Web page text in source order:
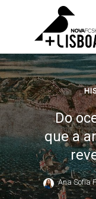
Do
que a
Ana Sofia